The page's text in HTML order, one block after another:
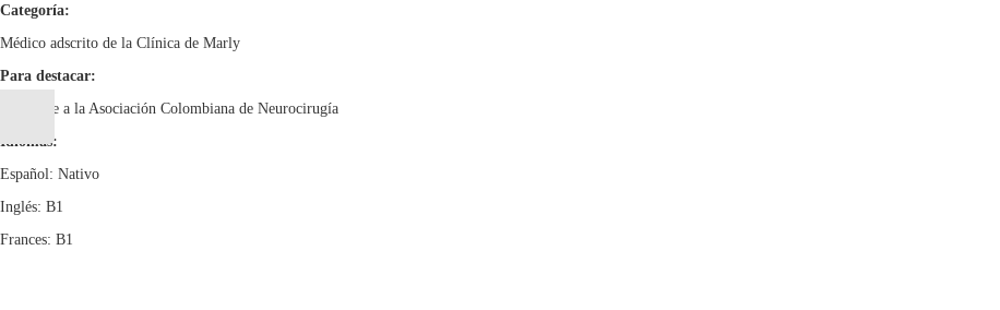
Categoría:
Médico adscrito de la Clínica de Marly
Para destacar:
Pertenece a la Asociación Colombiana de Neurocirugía
Idiomas:
Español: Nativo
Inglés: B1
Frances: B1